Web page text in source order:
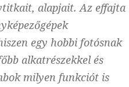
alapjait. Az effajta
egy hobbi fotósnak
alkatrészekkel és
milyen funkciót is